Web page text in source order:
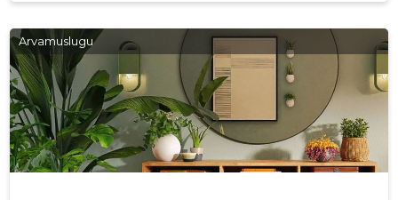
töökindlamaks ja ennekõike – tagada meie
perele ja vara ohutus. Elektrikud on nagu kodu
elektrilised arhitektid. Nende kogemused ja
teadmised muudavad elektritööd tõhusaks,
aidates meil vältida ohtlikke olukordi nagu
elektrilühised, ülekoormused ja tulekahjud. Iga
Arvamuslugu